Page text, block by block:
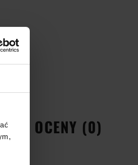
I OCENY (0)